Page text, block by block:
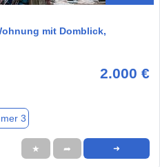
mit Domblick,
2.000 €
3
★ ➦ ➜